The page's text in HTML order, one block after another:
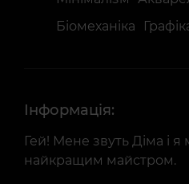
Біомеханіка
Інформація:
Гей! Мене звуть Діма і я
найкращим майстром.